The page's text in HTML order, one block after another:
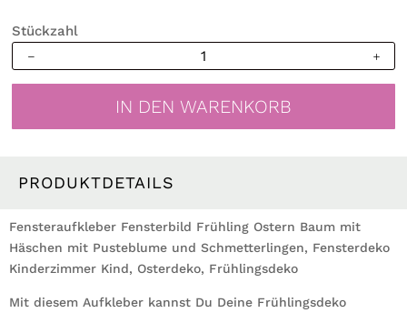
Stückzahl
Frühling
Schmetterlinge
Fensterdeko
Kinderzimmer
Osterdeko
Menge
IN DEN WARENKORB
PRODUKTDETAILS
Fensteraufkleber Fensterbild Frühling Ostern Baum mit
Häschen mit Pusteblume und Schmetterlingen, Fensterdeko
Kinderzimmer Kind, Osterdeko, Frühlingsdeko
Mit diesem Aufkleber kannst Du Deine Frühlingsdeko